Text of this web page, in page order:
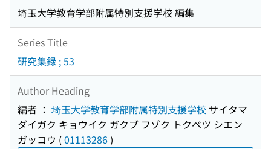
埼玉大学教育学部附属特別支援学校 編集
Series Title
研究集録 ; 53
Author Heading
編者 ： 埼玉大学教育学部附属特別支援学校 サイタマ
ダイガク キョウイク ガクブ フゾク トクベツ シエン
ガッコウ (01113286)